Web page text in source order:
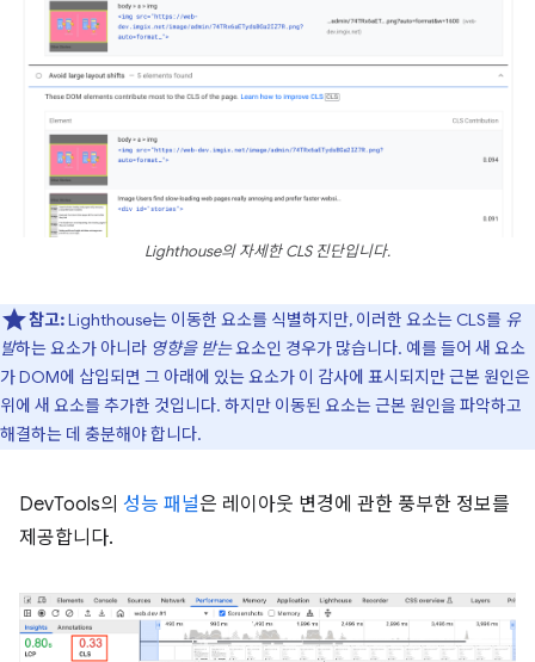
Lighthouse의 자세한 CLS 진단입니다.
참고:Lighthouse는 이동한 요소를 식별하지만, 이러한 요소는 CLS를 유
발하는 요소가 아니라 영향을 받는요소인 경우가 많습니다. 예를 들어 새 요소
가 DOM에 삽입되면 그 아래에 있는 요소가 이 감사에 표시되지만 근본 원인은
위에 새 요소를 추가한 것입니다. 하지만 이동된 요소는 근본 원인을 파악하고
해결하는 데 충분해야 합니다.
DevTools의 성능 패널은 레이아웃 변경에 관한 풍부한 정보를
제공합니다.